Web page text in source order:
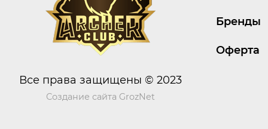
Все права защищены © 2023
Создание сайта GrozNet
Бренды
Оферта